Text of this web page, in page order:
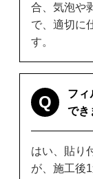
合、気泡や
で、適切に
す。
Q
フィ
でき
はい、貼り
が、施工後